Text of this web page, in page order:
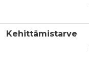
Kehittämistarve